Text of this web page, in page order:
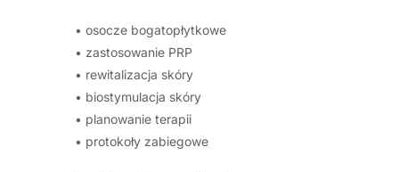
• osocze bogatopłytkowe
• zastosowanie PRP
• rewitalizacja skóry
• biostymulacja skóry
• planowanie terapii
• protokoły zabiegowe